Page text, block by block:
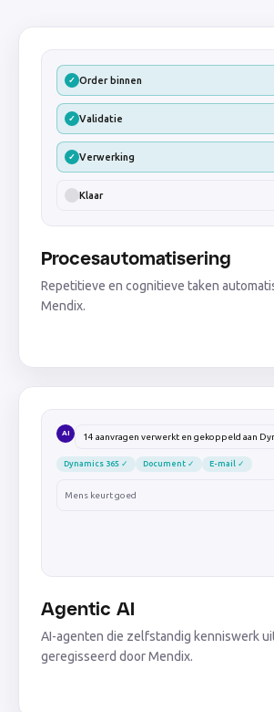
✓ Order binnen
✓ Validatie
✓ Verwerking
Klaar
Procesautomatisering
Repetitieve en cognitieve taken
Mendix.
AI 14 aanvragen verwerkt en gekoppeld aan
Dynamics 365 ✓ Document ✓ E-mail ✓
Mens keurt goed
Agentic AI
AI-agenten die zelfstandig kenniswerk
geregisseerd door Mendix.